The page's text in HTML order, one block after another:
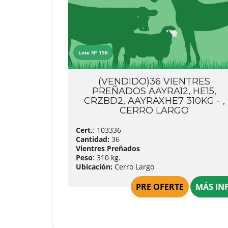
Lote Nº 150
(VENDIDO)36 VIENTRES
PREÑADOS AAYRA12, HE15,
CRZBD2, AAYRAXHE7 310KG - ,
CERRO LARGO
Cert.: 103336
Cantidad: 36
Vientres Preñados
Peso: 310 kg.
Ubicación: Cerro Largo
PRE OFERTE MÁS